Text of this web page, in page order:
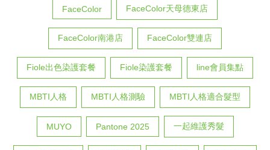
FaceColor FaceColor天母德東店
FaceColor南港店 FaceColor雙連店
Fiole出色染護套餐 Fiole染護套餐 line會員集點
MBTI人格 MBTI人格測驗 MBTI人格適合髮型
MUYO Pantone 2025 一起維護秀髮